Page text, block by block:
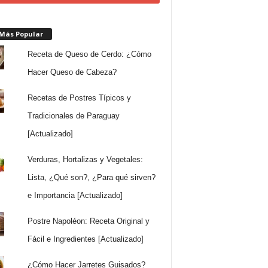
Popular
Receta de Queso de Cerdo: ¿Cómo
Hacer Queso de Cabeza?
Recetas de Postres Típicos y
Tradicionales de Paraguay
[Actualizado]
Verduras, Hortalizas y Vegetales:
Lista, ¿Qué son?, ¿Para qué sirven?
e Importancia [Actualizado]
Postre Napoléon: Receta Original y
Fácil e Ingredientes [Actualizado]
¿Cómo Hacer Jarretes Guisados?